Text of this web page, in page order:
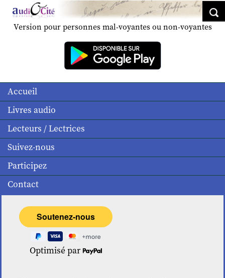
Version pour personnes mal-voyantes ou non-voyantes
Accueil
Livres audio
Lecteurs / Lectrices
Suivez-nous
Participez
Contact
Optimisé par